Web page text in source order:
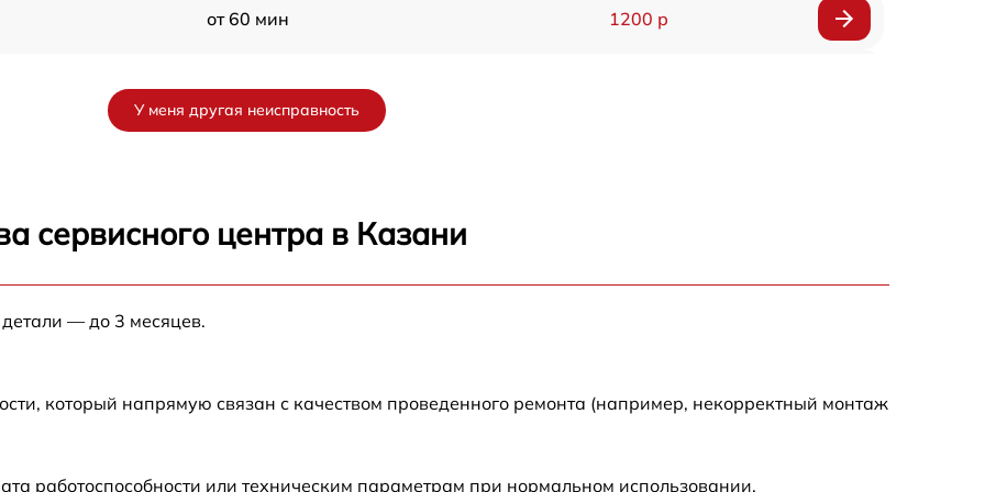
от 60 мин 1200 р
У меня другая неисправность
сервисного центра в Казани
— до 3 месяцев.
который напрямую связан с качеством проведенного ремонта (например, некорректный монтаж
работоспособности или техническим параметрам при нормальном использовании.